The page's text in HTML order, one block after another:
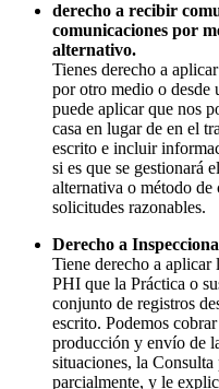
derecho a recibir
comunicaciones por
alternativo.
Tienes derecho a
por otro medio o desde
puede aplicar que nos
casa en lugar de en el
escrito e incluir
si es que se gestionará
alternativa o método de
solicitudes razonables.
Derecho a
Tiene derecho a
PHI que la Práctica o
conjunto de registros
escrito. Podemos
producción y envío de
situaciones, la
parcialmente, y le